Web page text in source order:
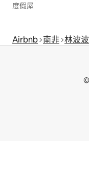
度假屋
Airbnb 南非 林波
©